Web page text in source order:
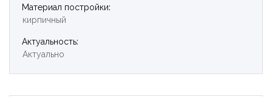
Материал постройки:
кирпичный
Актуальность:
Актуально